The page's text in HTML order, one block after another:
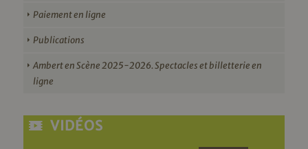
Paiement en ligne
Publications
Ambert en Scène 2025-2026. Spectacles et billetterie en
ligne
VIDÉOS